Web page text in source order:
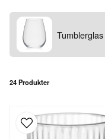
Tumblerglas
24 Produkter